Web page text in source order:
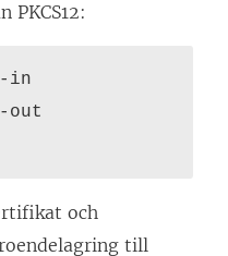
PKCS12:
-in
out
och
till